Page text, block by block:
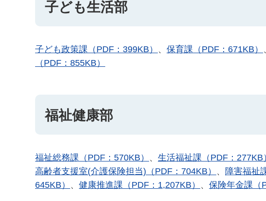
子ども生活部
子ども政策課（PDF：399KB） 、 保育課（PDF：671KB）
（PDF：855KB）
福祉健康部
福祉総務課（PDF：570KB） 、 生活福祉課（PDF：277KB
高齢者支援室(介護保険担当)（PDF：704KB） 、 障害福祉
645KB） 、 健康推進課（PDF：1,207KB） 、 保険年金課（